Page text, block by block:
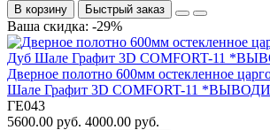
В корзину Быстрый заказ
Ваша скидка: -29%
Дверное полотно 600мм остекленное
Шале Графит 3D COMFORT-11
ГЕ043
5600.00 руб. 4000.00 руб.